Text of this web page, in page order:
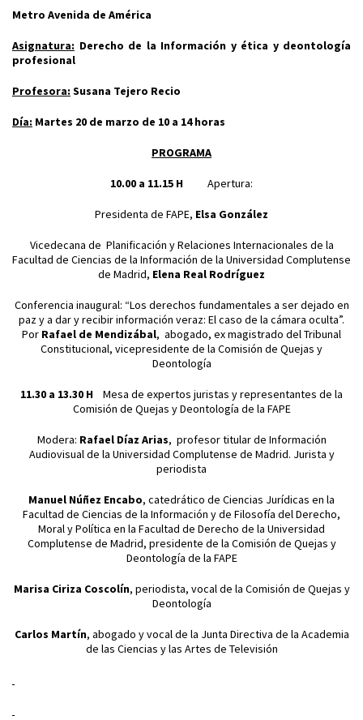
Metro Avenida de América
Asignatura: Derecho de la Información y ética y deontología
profesional
Profesora: Susana Tejero Recio
Día: Martes 20 de marzo de 10 a 14 horas
PROGRAMA
10.00 a 11.15 H Apertura:
Presidenta de FAPE, Elsa González
Vicedecana de Planificación y Relaciones Internacionales de la
Facultad de Ciencias de la Información de la Universidad Complutense
de Madrid, Elena Real Rodríguez
Conferencia inaugural: “Los derechos fundamentales a ser dejado en
paz y a dar y recibir información veraz: El caso de la cámara oculta”.
Por Rafael de Mendizábal, abogado, ex magistrado del Tribunal
Constitucional, vicepresidente de la Comisión de Quejas y
Deontología
11.30 a 13.30 H
Mesa de expertos juristas y representantes de la
Comisión de Quejas y Deontología de la FAPE
Modera: Rafael Díaz Arias, profesor titular de Información
Audiovisual de la Universidad Complutense de Madrid. Jurista y
periodista
Manuel Núñez Encabo, catedrático de Ciencias Jurídicas en la
Facultad de Ciencias de la Información y de Filosofía del Derecho,
Moral y Política en la Facultad de Derecho de la Universidad
Complutense de Madrid, presidente de la Comisión de Quejas y
Deontología de la FAPE
Marisa Ciriza Coscolín, periodista, vocal de la Comisión de Quejas y
Deontología
Carlos Martín, abogado y vocal de la Junta Directiva de la Academia
de las Ciencias y las Artes de Televisión